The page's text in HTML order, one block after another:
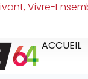
Vivre-
ACCUEIL